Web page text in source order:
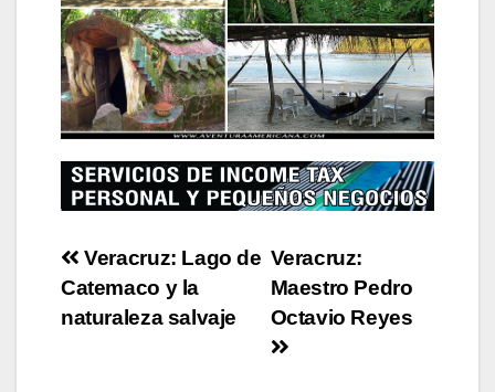
Post
navigation
Veracruz:
Maestro Pedro
Octavio Reyes
Veracruz: Lago de
Catemaco y la
naturaleza salvaje